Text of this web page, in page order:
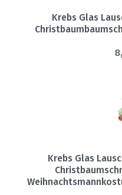
Krebs Glas
Krebs Glas